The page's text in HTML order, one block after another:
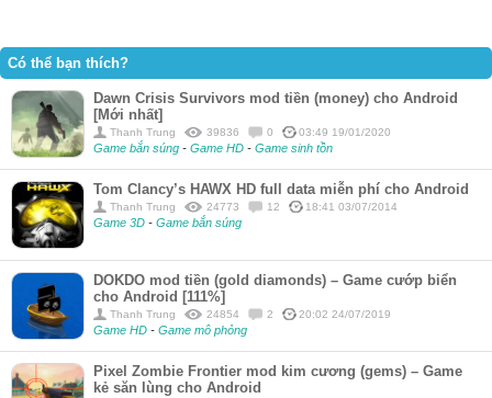
Có thể bạn thích?
Dawn Crisis Survivors mod tiền (money) cho Android
[Mới nhất]
Thanh Trung 39836 0 03:49 19/01/2020
Game bắn súng - Game HD - Game sinh tồn
Tom Clancy’s HAWX HD full data miễn phí cho Android
Thanh Trung 24773 12 18:41 03/07/2014
Game 3D - Game bắn súng
DOKDO mod tiền (gold diamonds) – Game cướp biển
cho Android [111%]
Thanh Trung 24854 2 20:02 24/07/2019
Game HD - Game mô phỏng
Pixel Zombie Frontier mod kim cương (gems) – Game
kẻ săn lùng cho Android